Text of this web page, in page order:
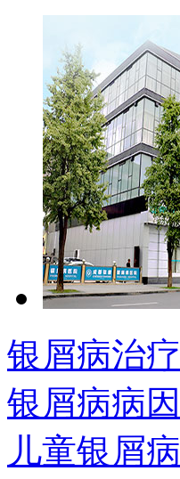
银屑病治疗
银屑病病因
儿童银屑病